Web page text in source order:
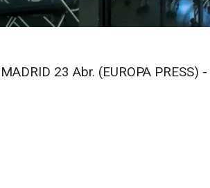
MADRID 23 Abr. (EUROPA PRESS) -